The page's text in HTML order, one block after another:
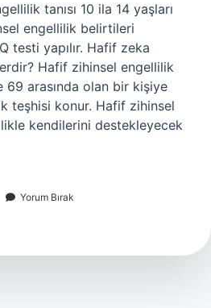
tanısı 10 ila 14 yaşları
engellilik belirtileri
testi yapılır. Hafif zeka
Hafif zihinsel engellilik
69 arasında olan bir kişiye
teşhisi konur. Hafif zihinsel
kendilerini destekleyecek
Yorum Bırak